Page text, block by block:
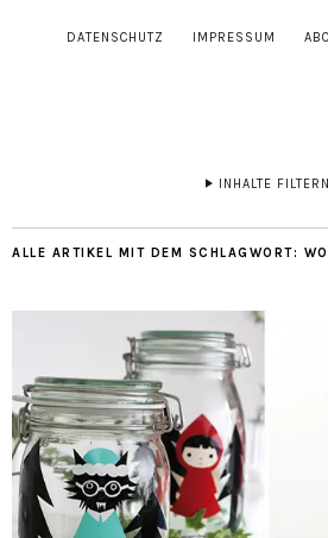
DATENSCHUTZ IMPRESSUM
INHALTE FILTERN
ALLE ARTIKEL MIT DEM SCHLAGWORT: